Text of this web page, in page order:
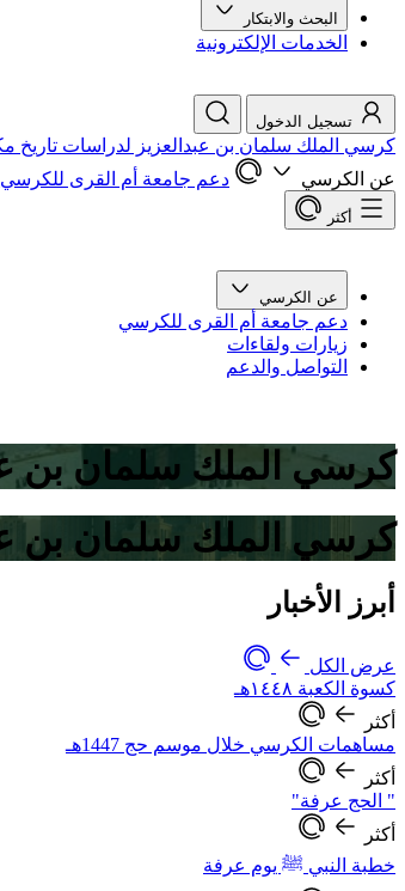
البحث والابتكار
الخدمات الإلكترونية
تسجيل الدخول
كرسي الملك سلمان بن عبدالعزيز لدراسات تاريخ
عن الكرسي
دعم جامعة أم القرى للكرسي
أكثر
عن الكرسي
دعم جامعة أم القرى للكرسي
زيارات ولقاءات
التواصل والدعم
كرسي الملك سلمان بن
كرسي الملك سلمان بن
أبرز الأخبار
عرض الكل
كسوة الكعبة ١٤٤٨هـ
أكثر
مساهمات الكرسي خلال موسم حج 1447هـ
أكثر
" الحج عرفة"
أكثر
خطبة النبي ﷺ يوم عرفة